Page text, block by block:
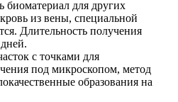
биоматериал для других
из вены, специальной
Длительность получения
с точками для
под микроскопом, метод
образования на